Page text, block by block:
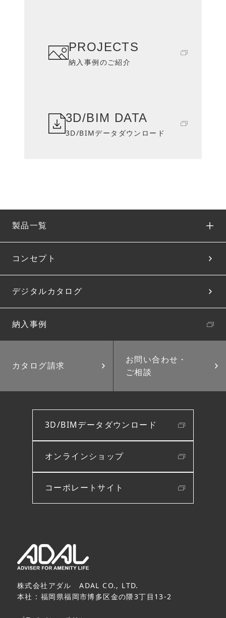
PROJECTS
納入事例のご紹介
3D/BIM DATA
3D/BIMデータダウンロード
製品一覧
コンセプト
デジタルカタログ
納入事例
カタログ請求
お問い合わせ・
ご相談
3D/BIMデータダウンロード
オンラインショップ
コーポレートサイト
株式会社アダル ADAL CO., LTD.
本社 : 福岡県福岡市博多区金の隈3丁目13-2